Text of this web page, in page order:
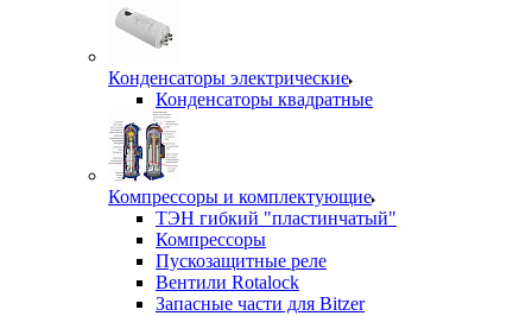
Конденсаторы электрические
Конденсаторы квадратные
Компрессоры и комплектующие
ТЭН гибкий "пластинчатый"
Компрессоры
Пускозащитные реле
Вентили Rotalock
Запасные части для Bitzer